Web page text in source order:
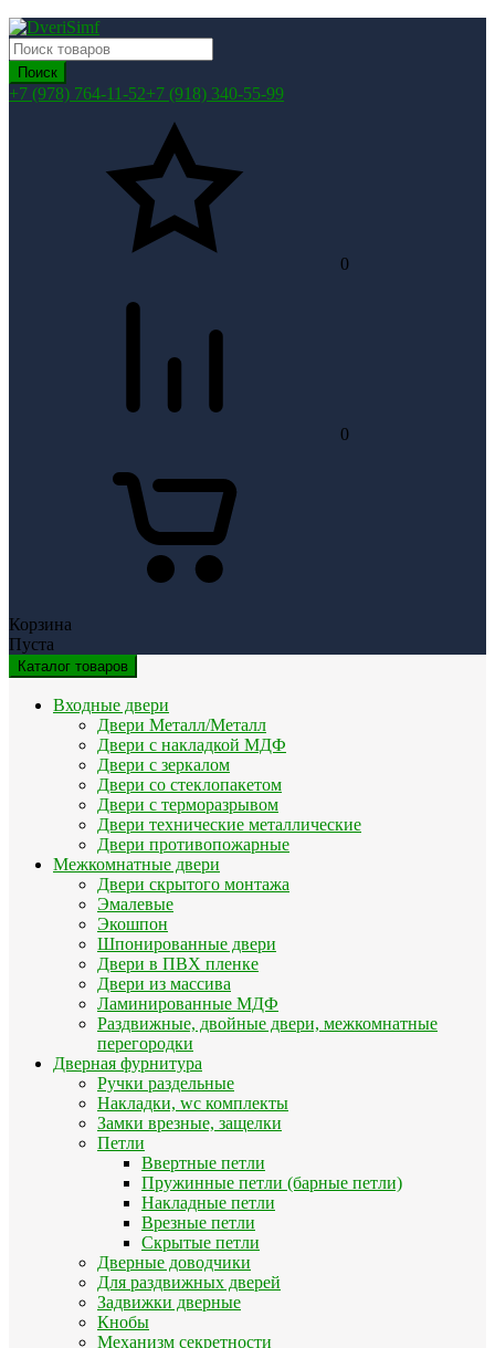
Поиск
+7 (978) 764-11-52+7 (918) 340-55-99
0
0
Корзина
Пуста
Каталог товаров
Входные двери
Двери Металл/Металл
Двери с накладкой МДФ
Двери с зеркалом
Двери со стеклопакетом
Двери с терморазрывом
Двери технические металлические
Двери противопожарные
Межкомнатные двери
Двери скрытого монтажа
Эмалевые
Экошпон
Шпонированные двери
Двери в ПВХ пленке
Двери из массива
Ламинированные МДФ
Раздвижные, двойные двери, межкомнатные
перегородки
Дверная фурнитура
Ручки раздельные
Накладки, wc комплекты
Замки врезные, защелки
Петли
Ввертные петли
Пружинные петли (барные петли)
Накладные петли
Врезные петли
Скрытые петли
Дверные доводчики
Для раздвижных дверей
Задвижки дверные
Кнобы
Механизм секретности